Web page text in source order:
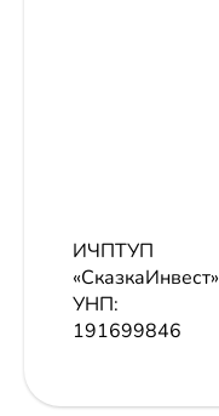
ИЧПТУП
«СказкаИнвест»
УНП:
191699846